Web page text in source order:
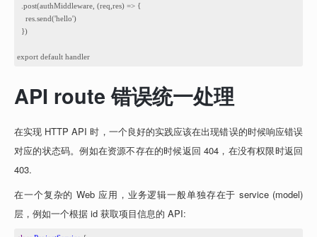
  .post(authMiddleware, (req,res) => {
res.send('hello')
  })
export default handler
API route 错误统一处理
在实现 HTTP API 时，一个良好的实践应该在出现错误的时候响应错误
对应的状态码。例如在资源不存在的时候返回 404，在没有权限时返回
403.
在一个复杂的 Web 应用，业务逻辑一般单独存在于 service (model)
层，例如一个根据 id 获取项目信息的 API: